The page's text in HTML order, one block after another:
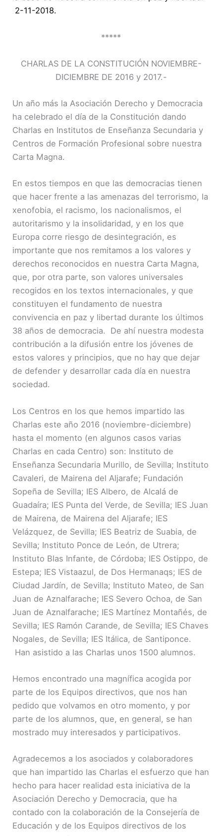
2-11-2018.
*****
CHARLAS DE LA CONSTITUCIÓN NOVIEMBRE-
DICIEMBRE DE 2016 y 2017.-
Un año más la Asociación Derecho y Democracia
ha celebrado el día de la Constitución dando
Charlas en Institutos de Enseñanza Secundaria y
Centros de Formación Profesional sobre nuestra
Carta Magna.
En estos tiempos en que las democracias tienen
que hacer frente a las amenazas del terrorismo, la
xenofobia, el racismo, los nacionalismos, el
autoritarismo y la insolidaridad, y en los que
Europa corre riesgo de desintegración, es
importante que nos remitamos a los valores y
derechos reconocidos en nuestra Carta Magna,
que, por otra parte, son valores universales
recogidos en los textos internacionales, y que
constituyen el fundamento de nuestra
convivencia en paz y libertad durante los últimos
38 años de democracia. De ahí nuestra modesta
contribución a la difusión entre los jóvenes de
estos valores y principios, que no hay que dejar
de defender y desarrollar cada día en nuestra
sociedad.
Los Centros en los que hemos impartido las
Charlas este año 2016 (noviembre-diciembre)
hasta el momento (en algunos casos varias
Charlas en cada Centro) son: Instituto de
Enseñanza Secundaria Murillo, de Sevilla; Instituto
Cavaleri, de Mairena del Aljarafe; Fundación
Sopeña de Sevilla; IES Albero, de Alcalá de
Guadaíra; IES Punta del Verde, de Sevilla; IES Juan
de Mairena, de Mairena del Aljarafe; IES
Velázquez, de Sevilla; IES Beatriz de Suabia, de
Sevilla; Instituto Ponce de León, de Utrera;
Instituto Blas Infante, de Córdoba; IES Ostippo, de
Estepa; IES Vistaazul, de Dos Hermanaqs; IES de
Ciudad Jardín, de Sevilla; Instituto Mateo, de San
Juan de Aznalfarache; IES Severo Ochoa, de San
Juan de Aznalfarache; IES Martínez Montañés, de
Sevilla; IES Ramón Carande, de Sevilla; IES Chaves
Nogales, de Sevilla; IES Itálica, de Santiponce.
Han asistido a las Charlas unos 1500 alumnos.
Hemos encontrado una magnífica acogida por
parte de los Equipos directivos, que nos han
pedido que volvamos en otro momento, y por
parte de los alumnos, que, en general, se han
mostrado muy interesados y participativos.
Agradecemos a los asociados y colaboradores
que han impartido las Charlas el esfuerzo que han
hecho para hacer realidad esta iniciativa de la
Asociación Derecho y Democracia, que ha
contado con la colaboración de la Consejería de
Educación y de los Equipos directivos de los